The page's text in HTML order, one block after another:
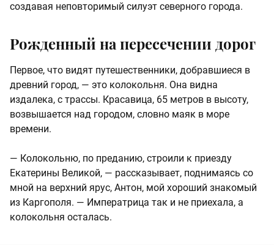
создавая неповторимый силуэт северного города.
Рожденный на пересечении дорог
Первое, что видят путешественники, добравшиеся в
древний город, — это колокольня. Она видна
издалека, с трассы. Красавица, 65 метров в высоту,
возвышается над городом, словно маяк в море
времени.
— Колокольню, по преданию, строили к приезду
Екатерины Великой, — рассказывает, поднимаясь со
мной на верхний ярус, Антон, мой хороший знакомый
из Каргополя. — Императрица так и не приехала, а
колокольня осталась.